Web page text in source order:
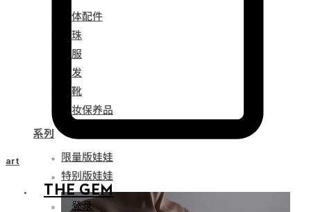
娃体配件
眼珠
衣服
假发
鞋靴
化妆保养品
系列
限量版娃娃
特别版娃娃
THE GEM
登录